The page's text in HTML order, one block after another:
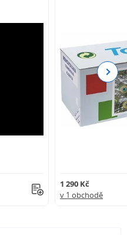
1 290 Kč
v 1 obchodě
Next